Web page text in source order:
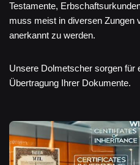
Testamente,
muss meist in diversen Zungen
anerkannt zu werden.
Unsere Dolmetscher sorgen für
Übertragung Ihrer Dokumente.